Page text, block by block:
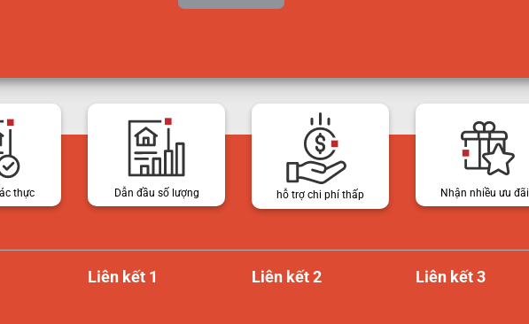
thực Dẫn đầu số lượng hỗ trợ chi phí thấp Nhận nhiều ưu đãi
Liên kết 1 Liên kết 2 Liên kết 3